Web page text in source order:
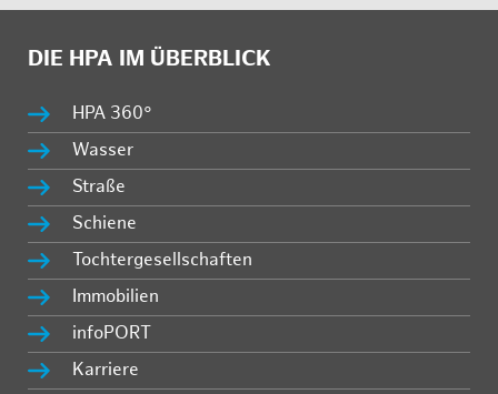
DIE HPA IM ÜBERBLICK
HPA 360°
Wasser
Straße
Schiene
Tochtergesellschaften
Immobilien
infoPORT
Karriere